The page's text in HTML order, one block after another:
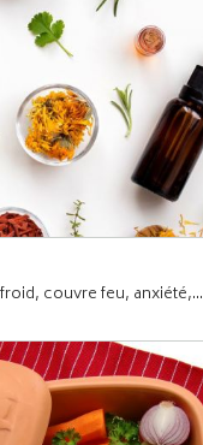
couvre feu, anxiété,...